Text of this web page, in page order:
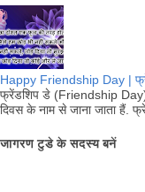
Happy Friendship Day |
फ्रेंडशिप डे (Friendship Day)
दिवस के नाम से जाना जाता हैं.
जागरण टुडे के सदस्य बनें